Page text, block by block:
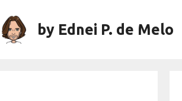
by Ednei P. de Melo